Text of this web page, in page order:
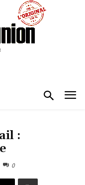
:
0